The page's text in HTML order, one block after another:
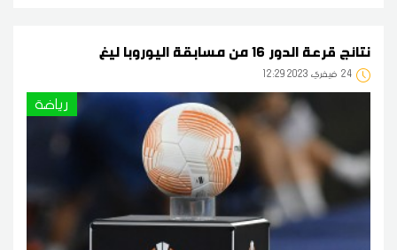
نتائج قرعة الدور 16 من مسابقة اليوروبا ليغ
24 12:29 2023 فيفري
رياضة